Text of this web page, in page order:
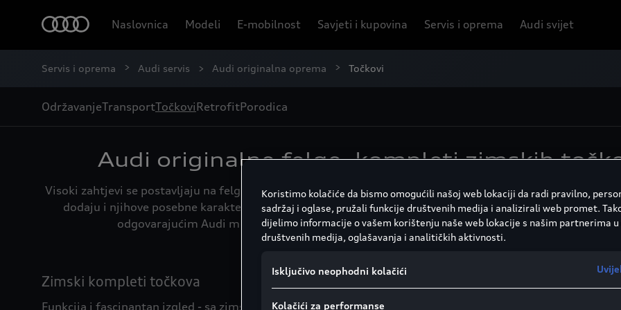
Naslovnica Modeli E-mobilnost Savjeti i kupovina Servis i oprema Audi svijet
Servis i oprema Audi servis Audi originalna oprema Točkovi
OdržavanjeTransportTočkoviRetrofitPorodica
Audi originalne felge, kompleti zimskih
Visoki zahtjevi se postavljaju na felge i zimske točkove Audija. Moraju da impresioniraju dizajnom,
dodaju i njihove posebne karakteristike, kao što su različite veličine, nove tehnologije krakova i
odgovarajućim Audi modelom. Otkrijte koje su ideje napravljene po mjeri Audi originalne
Zimski kompleti točkova
Funkcija i fascinantan izgled - sa zimskim
Felge
Sa Audi felgama ostavljate poseban utisak.
Koristimo kolačiće da bismo omogućili našoj web lokaciji da radi pravilno,
sadržaj i oglase, pružali funkcije društvenih medija i analizirali web promet.
dijelimo informacije o vašem korištenju naše web lokacije s našim partnerima
društvenih medija, oglašavanja i analitičkih aktivnosti.
Isključivo neophodni kolačići
Kolačići za performanse